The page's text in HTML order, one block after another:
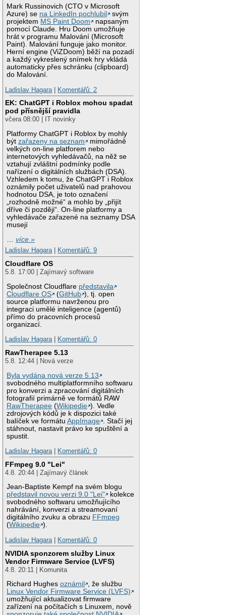
Mark Russinovich (CTO v Microsoft
Azure) se na LinkedIn pochlubil
svým
projektem MS Paint Doom
napsaným
pomocí Claude. Hru Doom umožňuje
hrát v programu Malování (Microsoft
Paint). Malování funguje jako monitor.
Herní engine (ViZDoom) běží na pozadí
a každý vykreslený snímek hry vkládá
automaticky přes schránku (clipboard)
do Malování.
Ladislav Hagara
Komentářů: 2
EK: ChatGPT i Roblox mohou spadat
pod přísnější pravidla
včera 08:00 | IT novinky
Platformy ChatGPT i Roblox by mohly
býtzařazeny na seznam
mimořádně
velkých on-line platforem nebo
internetových vyhledávačů, na něž se
vztahují zvláštní podmínky podle
nařízení o digitálních službách (DSA).
Vzhledem k tomu, že ChatGPT i Roblox
oznámily počet uživatelů nad prahovou
hodnotou DSA, je toto označení
„rozhodně možné“ a mohlo by „přijít
dříve či později“. On-line platformy a
vyhledávače zařazené na seznamy DSA
musejí
…více »
Ladislav Hagara| Komentářů: 9
Cloudflare OS
5.8. 17:00 | Zajímavý software
Společnost Cloudflare představila
Cloudflare OS
(GitHub ), tj. open
source platformu navrženou pro
integraci umělé inteligence (agentů)
přímo do pracovních procesů
organizací.
Ladislav Hagara| Komentářů: 0
RawTherapee 5.13
5.8. 12:44 | Nová verze
Byla vydána nová verze 5.13
svobodného multiplatformního softwaru
pro konverzi a zpracování digitálních
fotografií primárně ve formátů RAW
RawTherapee (Wikipedie ). Vedle
zdrojových kódů je k dispozici také
balíček ve formátuAppImage
. Stačí jej
stáhnout, nastavit právo ke spuštění a
spustit.
Ladislav Hagara| Komentářů: 0
FFmpeg 9.0 "Lei"
4.8. 20:44 | Zajímavý článek
Jean-Baptiste Kempf na svém blogu
představil novou verzi 9.0 "Lei"
kolekce
svobodného softwaru umožňujícího
nahrávání, konverzi a streamovaní
digitálního zvuku a obrazu FFmpeg
(Wikipedie ).
Ladislav Hagara| Komentářů: 0
NVIDIA sponzorem služby Linux
Vendor Firmware Service (LVFS)
4.8. 20:11 | Komunita
Richard Hughesoznámil
, že službu
Linux Vendor Firmware Service (LVFS)
umožňující aktualizovat firmware
zařízení na počítačích s Linuxem, nově